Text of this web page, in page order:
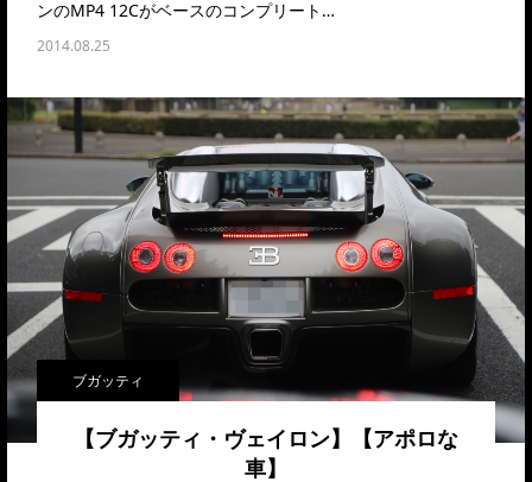
ンのMP4 12Cがベースのコンプリート…
2014.08.25
ブガッティ
【ブガッティ・ヴェイロン】【アポロな
車】